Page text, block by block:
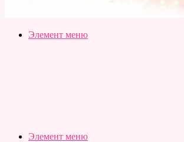
Slubovju.ru
Бесплатные
Элемент меню
Элемент меню